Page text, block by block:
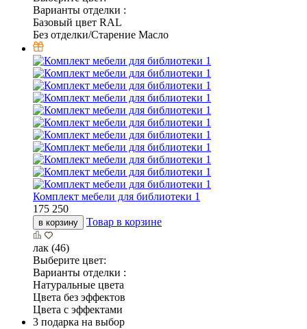
Варианты отделки :
Базовый цвет RAL
Без отделки/Старение Масло
Комплект мебели для библиотеки 1
175 250
в корзину Товар в корзине
лак (46)
Выберите цвет:
Варианты отделки :
Натуральные цвета
Цвета без эффектов
Цвета с эффектами
3 подарка на выбор